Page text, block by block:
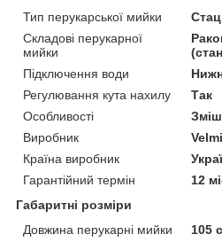
Тип перукарської мийки
Складові перукарної
мийки
Підключення води
Регулювання кута нахилу
Так
Особливості
Виробник
Velmi
Країна виробник
Гарантійний термін
12
Габаритні розміри
Довжина перукарні мийки
105